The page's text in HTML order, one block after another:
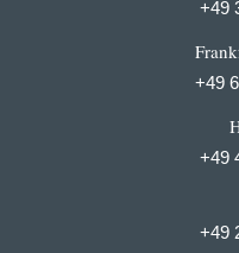
+49
+49
+49
+49